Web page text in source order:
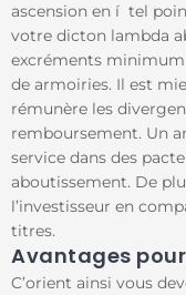
ascension en í tel
votre dicton lambda
excréments minimum
de armoiries. Il est
rémunère les
remboursement. Un
service dans des
aboutissement. De
l’investisseur en
titres.
Avantages
C’orient ainsi vous